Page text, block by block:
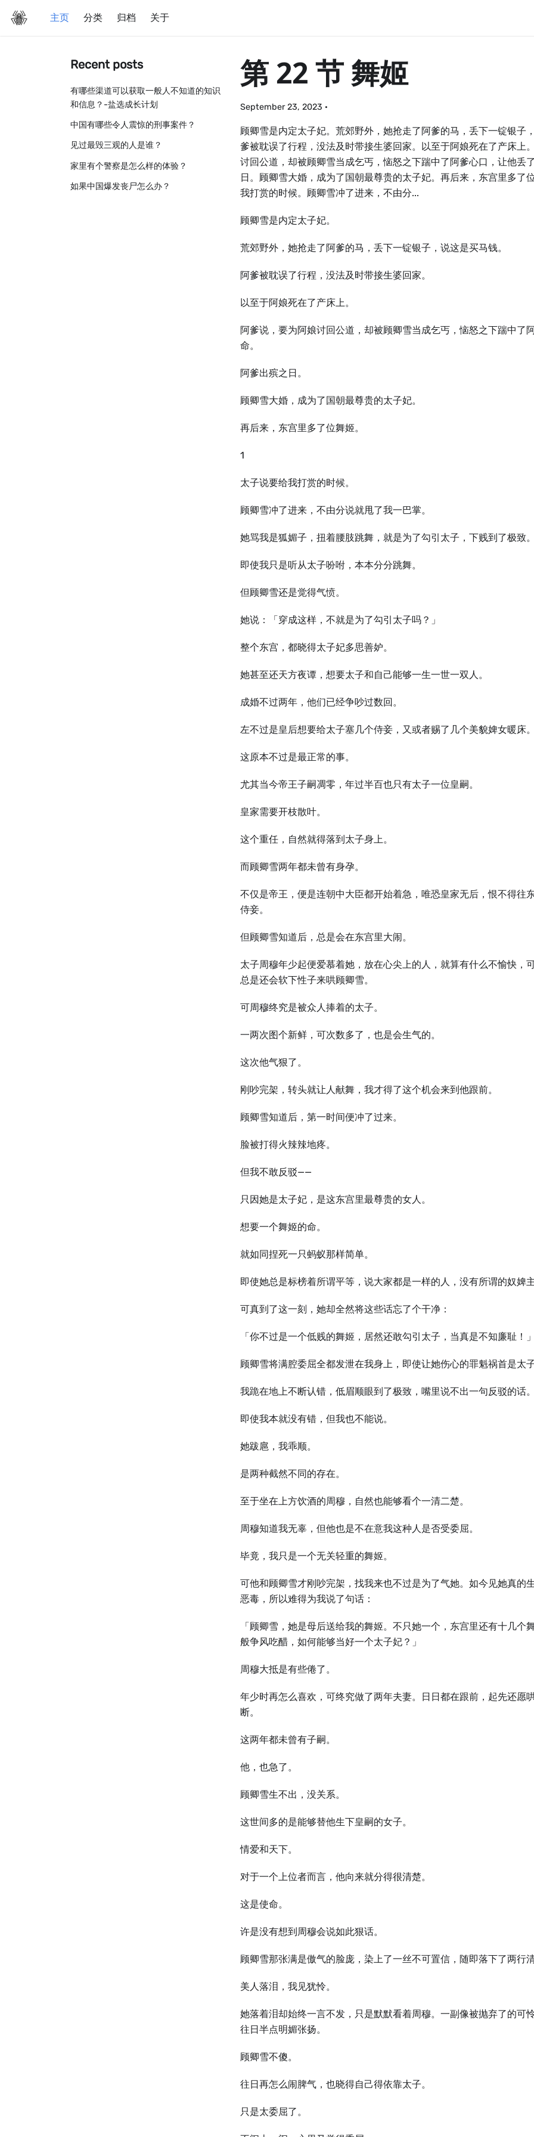
主页 分类 归档 关于
Recent posts
有哪些渠道可以获取一般人不知道的知识
和信息？-盐选成长计划
中国有哪些令人震惊的刑事案件？
见过最毁三观的人是谁？
家里有个警察是怎么样的体验？
如果中国爆发丧尸怎么办？
第 22 节 舞姬
September 23, 2023 ·
顾卿雪是内定太子妃。荒郊野外，她抢走了阿爹的马，丢下一锭银子
爹被耽误了行程，没法及时带接生婆回家。以至于阿娘死在了产床上
讨回公道，却被顾卿雪当成乞丐，恼怒之下踹中了阿爹心口，让他丢
日。顾卿雪大婚，成为了国朝最尊贵的太子妃。再后来，东宫里多了
我打赏的时候。顾卿雪冲了进来，不由分...
顾卿雪是内定太子妃。
荒郊野外，她抢走了阿爹的马，丢下一锭银子，说这是买马钱。
阿爹被耽误了行程，没法及时带接生婆回家。
以至于阿娘死在了产床上。
阿爹说，要为阿娘讨回公道，却被顾卿雪当成乞丐，恼怒之下踹中了
命。
阿爹出殡之日。
顾卿雪大婚，成为了国朝最尊贵的太子妃。
再后来，东宫里多了位舞姬。
1
太子说要给我打赏的时候。
顾卿雪冲了进来，不由分说就甩了我一巴掌。
她骂我是狐媚子，扭着腰肢跳舞，就是为了勾引太子，下贱到了极致。
即使我只是听从太子吩咐，本本分分跳舞。
但顾卿雪还是觉得气愤。
她说：「穿成这样，不就是为了勾引太子吗？」
整个东宫，都晓得太子妃多思善妒。
她甚至还天方夜谭，想要太子和自己能够一生一世一双人。
成婚不过两年，他们已经争吵过数回。
左不过是皇后想要给太子塞几个侍妾，又或者赐了几个美貌婢女暖床。
这原本不过是最正常的事。
尤其当今帝王子嗣凋零，年过半百也只有太子一位皇嗣。
皇家需要开枝散叶。
这个重任，自然就得落到太子身上。
而顾卿雪两年都未曾有身孕。
不仅是帝王，便是连朝中大臣都开始着急，唯恐皇家无后，恨不得往
侍妾。
但顾卿雪知道后，总是会在东宫里大闹。
太子周穆年少起便爱慕着她，放在心尖上的人，就算有什么不愉快，
总是还会软下性子来哄顾卿雪。
可周穆终究是被众人捧着的太子。
一两次图个新鲜，可次数多了，也是会生气的。
这次他气狠了。
刚吵完架，转头就让人献舞，我才得了这个机会来到他跟前。
顾卿雪知道后，第一时间便冲了过来。
脸被打得火辣辣地疼。
但我不敢反驳——
只因她是太子妃，是这东宫里最尊贵的女人。
想要一个舞姬的命。
就如同捏死一只蚂蚁那样简单。
即使她总是标榜着所谓平等，说大家都是一样的人，没有所谓的奴婢主
可真到了这一刻，她却全然将这些话忘了个干净：
「你不过是一个低贱的舞姬，居然还敢勾引太子，当真是不知廉耻！」
顾卿雪将满腔委屈全都发泄在我身上，即使让她伤心的罪魁祸首是太子
我跪在地上不断认错，低眉顺眼到了极致，嘴里说不出一句反驳的话。
即使我本就没有错，但我也不能说。
她跋扈，我乖顺。
是两种截然不同的存在。
至于坐在上方饮酒的周穆，自然也能够看个一清二楚。
周穆知道我无辜，但他也是不在意我这种人是否受委屈。
毕竟，我只是一个无关轻重的舞姬。
可他和顾卿雪才刚吵完架，找我来也不过是为了气她。如今见她真的
恶毒，所以难得为我说了句话：
「顾卿雪，她是母后送给我的舞姬。不只她一个，东宫里还有十几个
般争风吃醋，如何能够当好一个太子妃？」
周穆大抵是有些倦了。
年少时再怎么喜欢，可终究做了两年夫妻。日日都在跟前，起先还愿
断。
这两年都未曾有子嗣。
他，也急了。
顾卿雪生不出，没关系。
这世间多的是能够替他生下皇嗣的女子。
情爱和天下。
对于一个上位者而言，他向来就分得很清楚。
这是使命。
许是没有想到周穆会说如此狠话。
顾卿雪那张满是傲气的脸庞，染上了一丝不可置信，随即落下了两行清
美人落泪，我见犹怜。
她落着泪却始终一言不发，只是默默看着周穆。一副像被抛弃了的可
往日半点明媚张扬。
顾卿雪不傻。
往日再怎么闹脾气，也晓得自己得依靠太子。
只是太委屈了。